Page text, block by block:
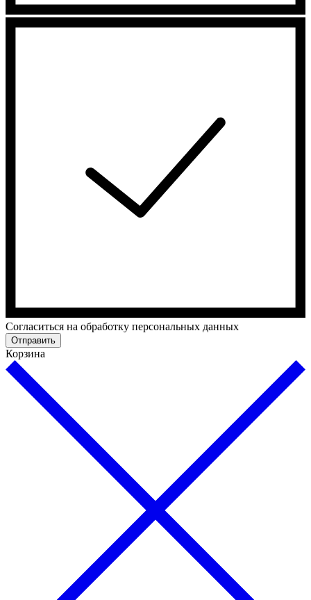
Cогласиться на обработку персональных данных
Отправить
Корзина